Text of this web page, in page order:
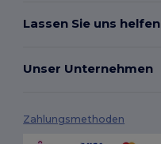
Lassen Sie uns helfen
Unser Unternehmen
Zahlungsmethoden